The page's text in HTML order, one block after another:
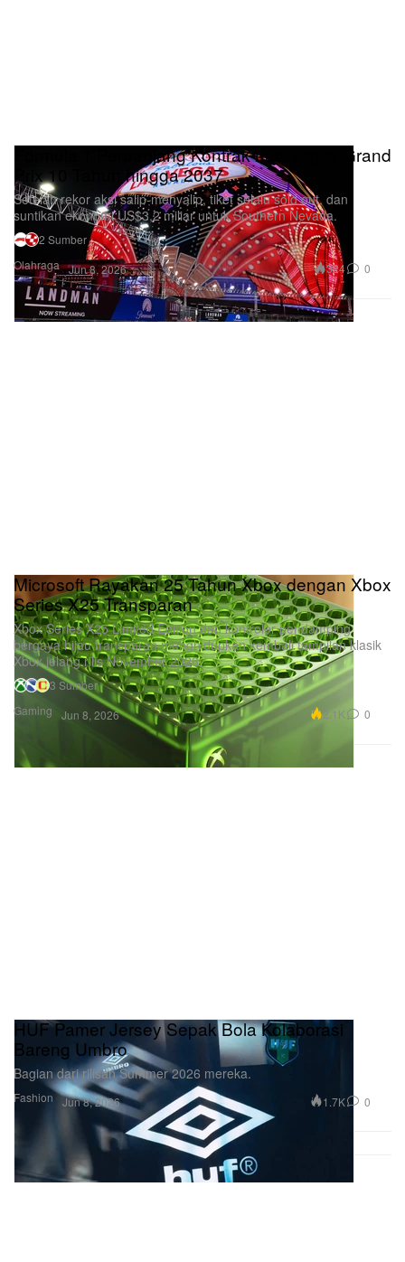
Olahraga
Formula 1 Perpanjang Kontrak Las Vegas Grand
Prix 10 Tahun hingga 2037
Setelah rekor aksi salip-menyalip, tiket selalu sold out, dan
suntikan ekonomi US$3,2 miliar untuk Southern Nevada.
2 Sumber
Jun 8, 2026
324 0
Gaming
Microsoft Rayakan 25 Tahun Xbox dengan Xbox
Series X25 Transparan
Xbox Series X25 Limited Edition dan kontroler pendamping
bergaya hijau transparan menghidupkan kembali tampilan klasik
Xbox jelang rilis November 2026.
3 Sumber
Jun 8, 2026
2.1K 0
Fashion
HUF Pamer Jersey Sepak Bola Kolaborasi
Bareng Umbro
Bagian dari rilisan Summer 2026 mereka.
Jun 8, 2026 1.7K 0